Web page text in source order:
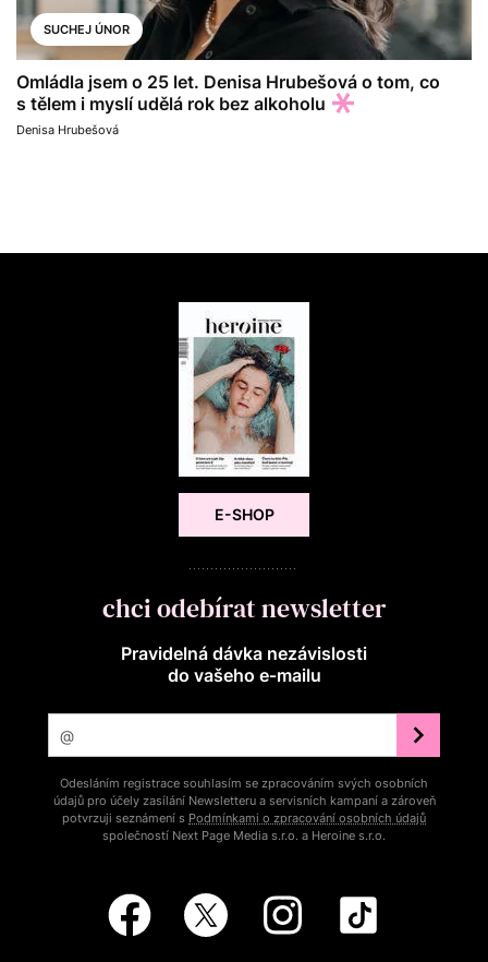
SUCHEJ ÚNOR
Omládla jsem o 25 let. Denisa Hrubešová o tom, co
s tělem i myslí udělá rok bez alkoholu
Denisa Hrubešová
E-SHOP
chci odebírat newsletter
Pravidelná dávka nezávislosti
do vašeho e‑mailu
Odesláním registrace souhlasím se zpracováním svých osobních
údajů pro účely zasílání Newsletteru a servisních kampaní a zároveň
potvrzuji seznámení s Podmínkami o zpracování osobních údajů
společností Next Page Media s.r.o. a Heroine s.r.o.